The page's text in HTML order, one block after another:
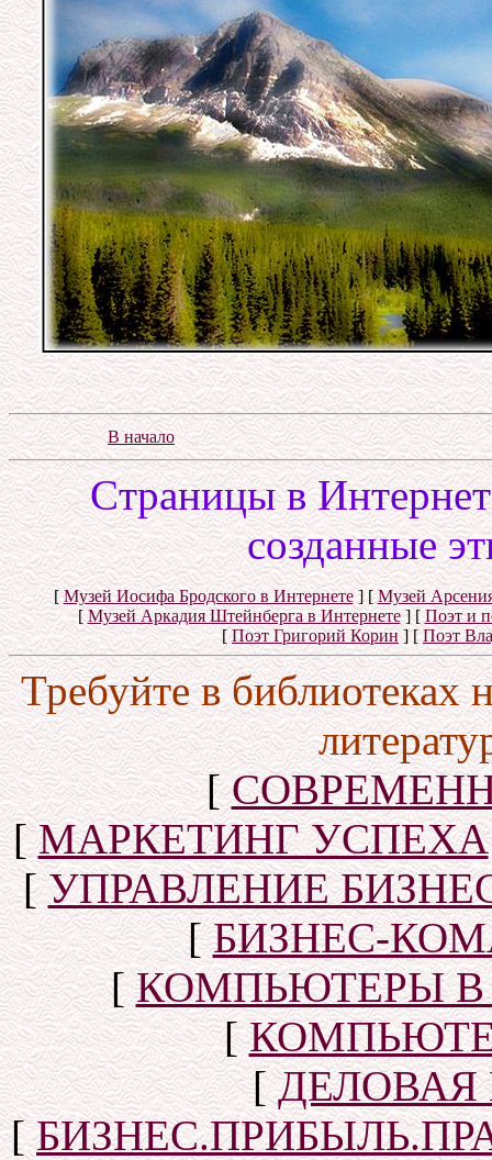
В начало
Cтраницы в
созданные
[Музей Иосифа Бродского в Интернете] [Музей
[ Музей Аркадия Штейнберга в Интернете] [Поэт и
[Поэт Григорий Корин] [Поэт
Требуйте в
[
[МАРКЕТИНГ УСПЕХА
[УПРАВЛЕНИЕ
[БИЗНЕС-
[КОМПЬЮТЕРЫ В
[
[
[